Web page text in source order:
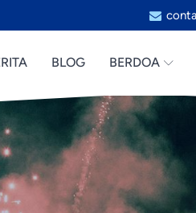
BLOG BERDOA